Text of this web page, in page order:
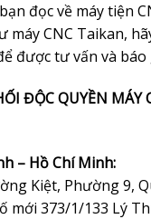
đọc về máy tiện
máy CNC Taikan,
được tư vấn và
ĐỘC QUYỀN MÁY
– Hồ Chí Minh:
Kiệt, Phường 9,
mới 373/1/133 Lý